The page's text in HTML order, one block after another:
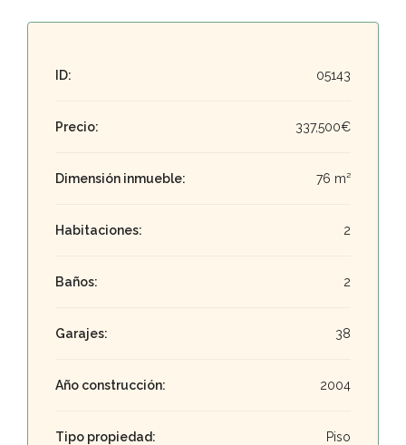
ID: 05143
Precio: 337,500€
Dimensión inmueble: 76 m²
Habitaciones: 2
Baños: 2
Garajes: 38
Año construcción: 2004
Tipo propiedad: Piso